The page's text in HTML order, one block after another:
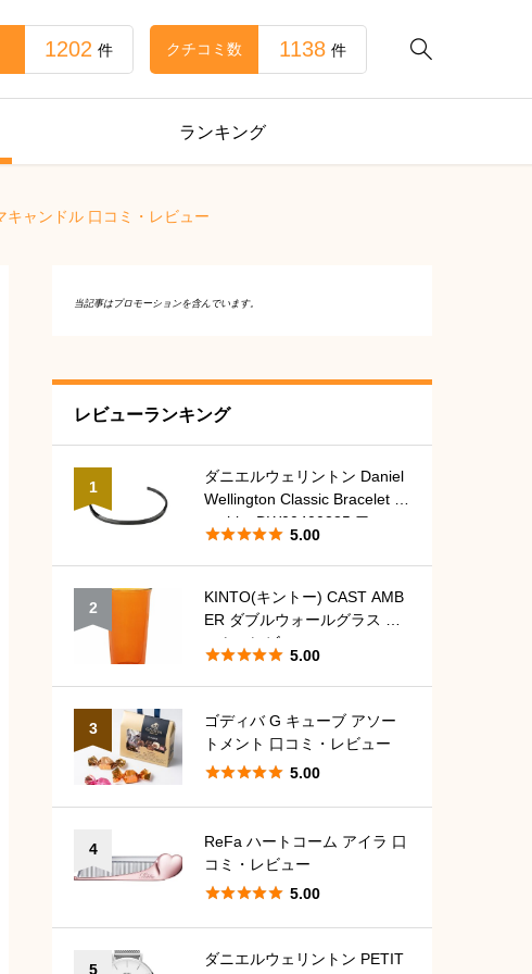

1202 件 クチコミ数 1138 件
ランキング
ャンドル 口コミ・レビュー
当記事はプロモーションを含んでいます。
レビューランキング
1
ダニエルウェリントン Daniel
Wellington Classic Bracelet G
raphite DW00400385 口コ
ミ・レビュー
 5.00
2
KINTO(キントー) CAST AMB
ER ダブルウォールグラス 口
コミ・レビュー
 5.00
3
ゴディバ G キューブ アソー
トメント 口コミ・レビュー
 5.00
4
ReFa ハートコーム アイラ 口
コミ・レビュー
 5.00
5
ダニエルウェリントン PETIT